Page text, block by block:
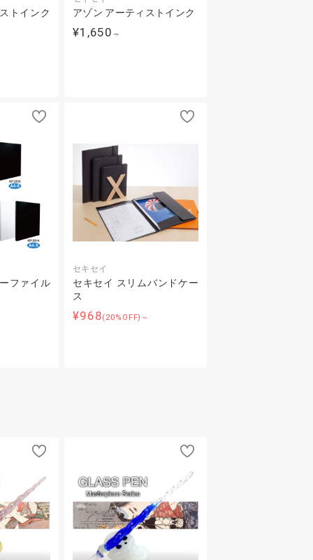
トインク アゾン アーティストインク
¥1,650 ～
ファイル
セキセイ
セキセイ スリムバンドケー
ス
¥968(20%OFF)～